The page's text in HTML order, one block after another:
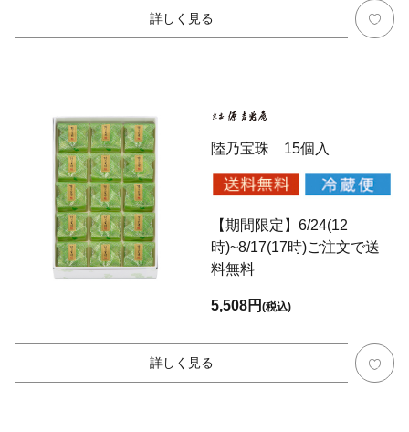
詳しく見る
陸乃宝珠 15個入
【期間限定】6/24(12
時)~8/17(17時)ご注文で送
料無料
5,508円(税込)
詳しく見る